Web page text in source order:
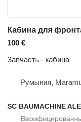
100 €
Запчасть - кабина
Румыния,
SC BAUMACHINE